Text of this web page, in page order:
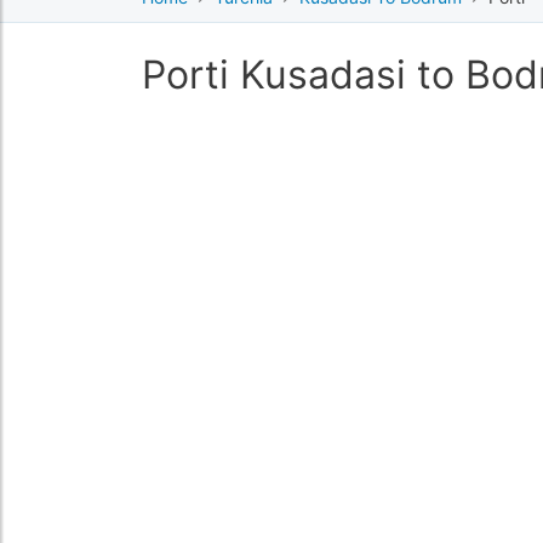
Porti Kusadasi to